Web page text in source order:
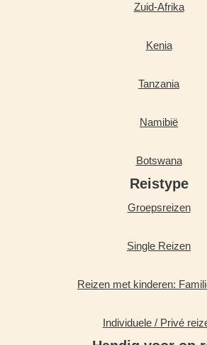
Zuid-Afrika
Kenia
Tanzania
Namibië
Botswana
Reistype
Groepsreizen
Single Reizen
Reizen met kinderen:
Individuele / Privé